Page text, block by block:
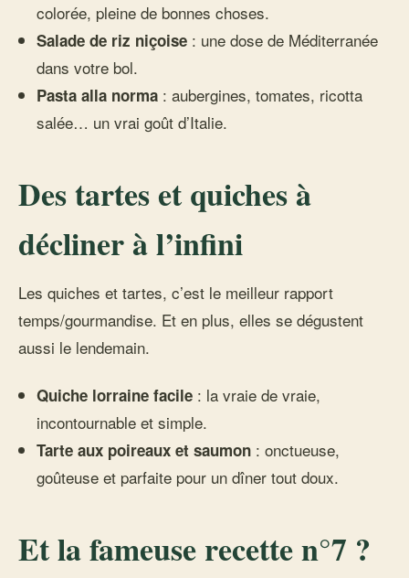
colorée, pleine de bonnes choses.
Salade de riz niçoise : une dose de Méditerranée
dans votre bol.
Pasta alla norma : aubergines, tomates, ricotta
salée… un vrai goût d’Italie.
Des tartes et quiches à
décliner à l’infini
Les quiches et tartes, c’est le meilleur rapport
temps/gourmandise. Et en plus, elles se dégustent
aussi le lendemain.
Quiche lorraine facile : la vraie de vraie,
incontournable et simple.
Tarte aux poireaux et saumon : onctueuse,
goûteuse et parfaite pour un dîner tout doux.
Et la fameuse recette n°7 ?